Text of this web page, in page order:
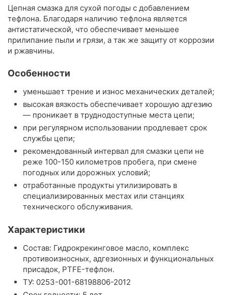
Цепная смазка для сухой погоды с добавлением
тефлона. Благодаря наличию тефлона является
антистатической, что обеспечивает меньшее
прилипание пыли и грязи, а так же защиту от коррозии
и ржавчины.
Особенности
уменьшает трение и износ механических деталей;
высокая вязкость обеспечивает хорошую адгезию
— проникает в труднодоступные места цепи;
при регулярном использовании продлевает срок
службы цепи;
рекомендованный интервал для смазки цепи не
реже 100-150 километров пробега, при смене
погодных или дорожных условий;
отработанные продукты утилизировать в
специализированных местах или станциях
технического обслуживания.
Характеристики
Состав: Гидрокрекинговое масло, комплекс
противоизносных, адгезионных и функциональных
присадок, PTFE-тефлон.
TУ: 0253-001-68198806-2012